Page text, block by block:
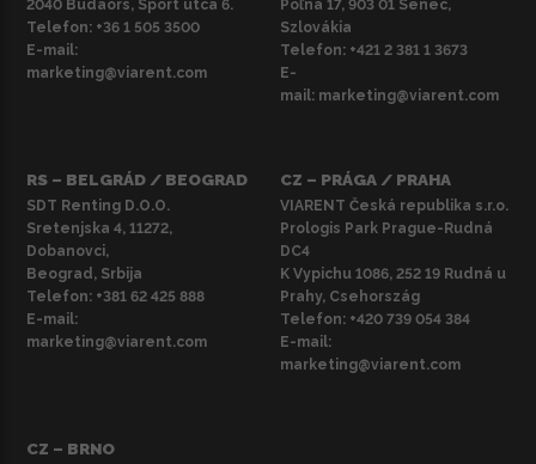
2040 Budaörs, Sport utca 6.
Telefon: +36 1 505 3500
E-mail:
marketing@viarent.com
Poľná 17, 903 01 Senec,
Szlovákia
Telefon: +421 2 381 1 3673
E-
mail: marketing@viarent.com
RS – BELGRÁD / BEOGRAD
SDT Renting D.O.O.
Sretenjska 4, 11272,
Dobanovci,
Beograd, Srbija
Telefon: +381 62 425 888
E-mail:
marketing@viarent.com
CZ – PRÁGA / PRAHA
VIARENT Česká republika s.r.o.
Prologis Park Prague-Rudná
DC4
K Vypichu 1086, 252 19 Rudná u
Prahy, Csehország
Telefon: +420 739 054 384
E-mail:
marketing@viarent.com
CZ – BRNO